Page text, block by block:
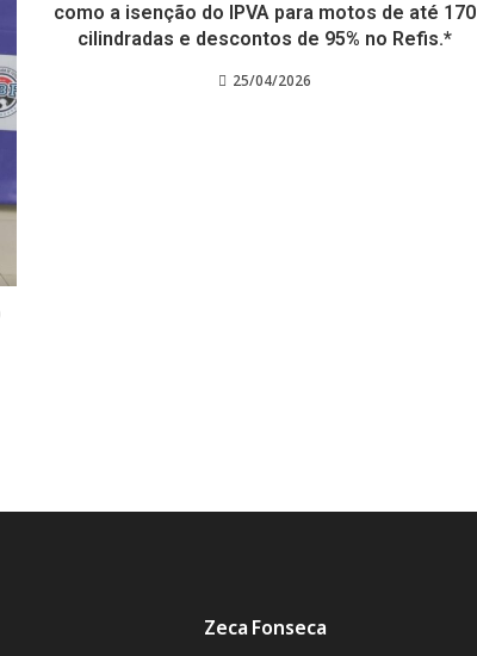
como a isenção do IPVA para motos de até 170
cilindradas e descontos de 95% no Refis.*
25/04/2026
Zeca Fonseca